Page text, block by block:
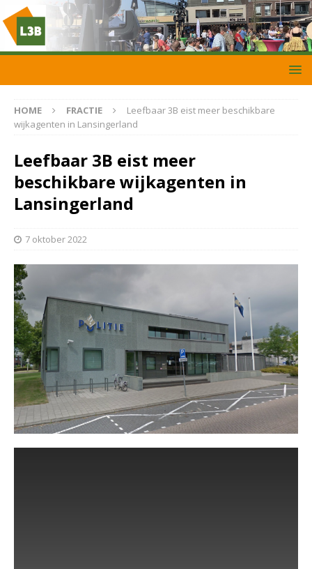
HOME FRACTIE
Leefbaar 3B eist meer beschikbare
wijkagenten in Lansingerland
Leefbaar 3B eist meer
beschikbare wijkagenten in
Lansingerland
7 oktober 2022